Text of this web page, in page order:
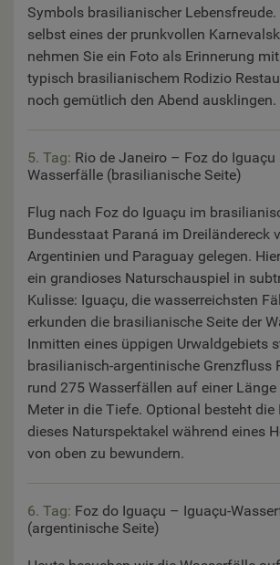
Symbols brasilianischer Lebensfreude.
selbst eines der prunkvollen
nehmen Sie ein Foto als Erinnerung
typisch brasilianischem Rodizio
noch gemütlich den Abend ausklingen.
5. Tag: Rio de Janeiro – Foz do
Wasserfälle (brasilianische Seite)
Flug nach Foz do Iguaçu im
Bundesstaat Paraná im Dreiländereck
Argentinien und Paraguay gelegen.
ein grandioses Naturschauspiel in
Kulisse: Iguaçu, die wasserreichsten
erkunden die brasilianische Seite der
Inmitten eines üppigen Urwaldgebiets
brasilianisch-argentinische Grenzfluss
rund 275 Wasserfällen auf einer
Meter in die Tiefe. Optional besteht
dieses Naturspektakel während eines
von oben zu bewundern.
6. Tag: Foz do Iguaçu – Iguaçu-
(argentinische Seite)